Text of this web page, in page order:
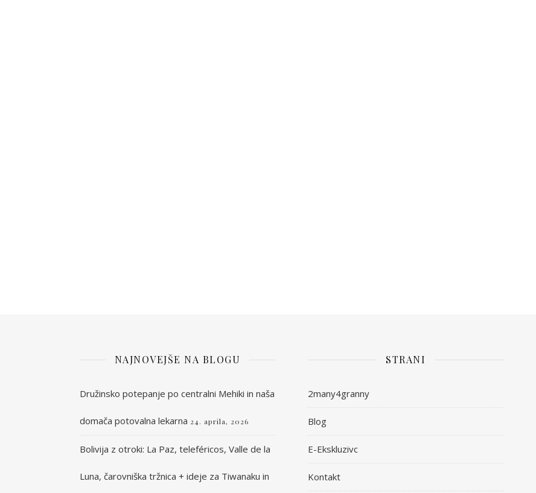
NAJNOVEJŠE NA BLOGU
Družinsko potepanje po centralni Mehiki in naša
domača potovalna lekarna 24. aprila, 2026
Bolivija z otroki: La Paz, teleféricos, Valle de la
Luna, čarovniška tržnica + ideje za Tiwanaku in
STRANI
2many4granny
Blog
E-Ekskluzivc
Kontakt